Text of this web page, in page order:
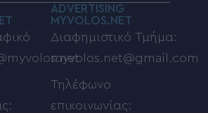
ADVERTISING
MYVOLOS.NET
Διαφημιστικό Τμήμα:
myvolos.net@gmail.com
Τηλέφωνο
επικοινωνίας: